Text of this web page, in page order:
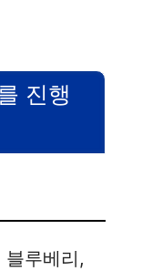
진행
블루베리,